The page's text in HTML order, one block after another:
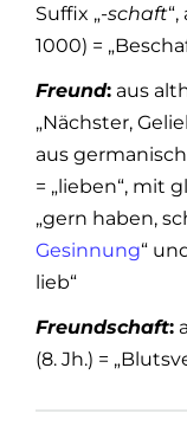
Suffix „-schaft
1000) =
Freund: aus
„Nächster,
aus
= „lieben“, mit
„gern haben,
Gesinnung“
lieb“
Freundschaft:
(8. Jh.) =